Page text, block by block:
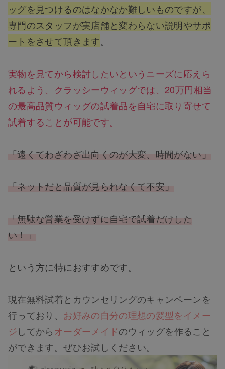
ッグを見つけるのはなかなか難しいものですが、
専門のスタッフが実店舗と変わらない説明やサポ
ートをさせて頂きます。
実物を見てから検討したいというニーズに応えら
れるよう、クラッシーウィッグでは、20万円相当
の最高品質ウィッグの試着品を自宅に取り寄せて
試着することが可能です。
「遠くてわざわざ出向くのが大変、時間がない」
「ネットだと品質が見られなくて不安」
「無駄な営業を受けずに自宅で試着だけした
い！」
という方に特におすすめです。
現在無料試着とカウンセリングのキャンペーンを
行っており、 お好みの自分の理想の髪型をイメー
ジしてから オーダーメイドのウィッグを作ること
ができます。ぜひお試しください。